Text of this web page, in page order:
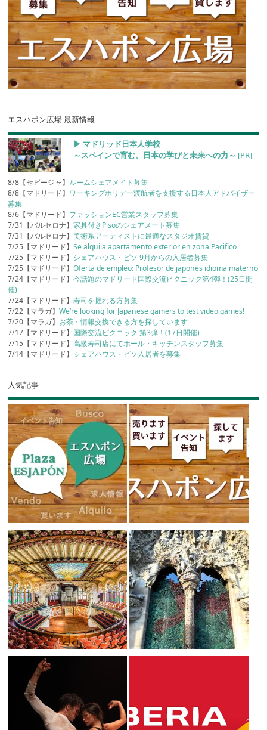
エスハポン広場 最新情報
▶︎ マドリッド日本人学校
～スペインで育む、日本の学びと未来への力～ [PR]
8/8【セビージャ】 ルームシェアメイト募集
8/8【マドリード】 ワーキングホリデー渡航者を支援する日本人アドバイザー
募集
8/6【マドリード】 ファッションEC営業スタッフ募集
7/31【バルセロナ】家具付きPisoのシェアメート募集
7/31【バルセロナ】美術系アーティストに最適なスタジオ賃貸
7/25【マドリード】Se alquila apartamento exterior en zona Pacifico
7/25【マドリード】 シェアハウス・ピソ 9月からの入居者募集
7/25【マドリード】Oferta de empleo: Profesor de japonés idioma materno
7/24【マドリード】今話題のマドリード国際交流ピクニック第4弾！(25日開
催)
7/24【マドリード】寿司を握れる方募集
7/22【マラガ】We’re looking for Japanese gamers to test video games!
7/20【マラガ】 お茶・情報交換できる方を探しています
7/17【マドリード】 国際交流ピクニック 第3弾！(17日開催)
7/15【マドリード】高級寿司店にてホール・キッチンスタッフ募集
7/14【マドリード】 シェアハウス・ピソ入居者を募集
人気記事